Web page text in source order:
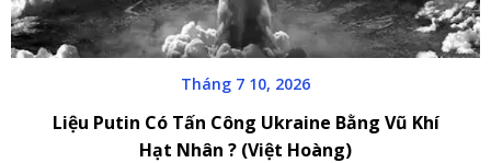
Tháng 7 10, 2026
Liệu Putin Có Tấn Công Ukraine Bằng Vũ Khí
Hạt Nhân ? (Việt Hoàng)